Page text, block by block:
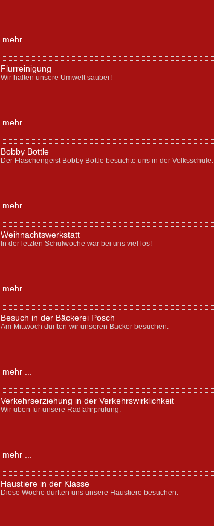
mehr ...
Flurreinigung
Wir halten unsere Umwelt sauber!
mehr ...
Bobby Bottle
Der Flaschengeist Bobby Bottle besuchte uns in der Volksschule.
mehr ...
Weihnachtswerkstatt
In der letzten Schulwoche war bei uns viel los!
mehr ...
Besuch in der Bäckerei Posch
Am Mittwoch durften wir unseren Bäcker besuchen.
mehr ...
Verkehrserziehung in der Verkehrswirklichkeit
Wir üben für unsere Radfahrprüfung.
mehr ...
Haustiere in der Klasse
Diese Woche durften uns unsere Haustiere besuchen.